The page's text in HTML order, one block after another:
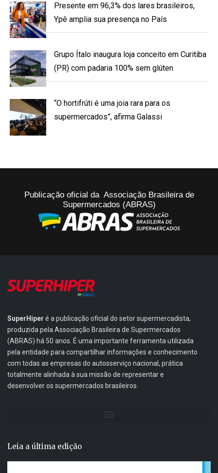
Presente em 96,3% dos lares brasileiros,
Ypê amplia sua presença no País
Grupo Ítalo inaugura loja conceito em Curitiba
(PR) com padaria 100% sem glúten
“O hortifrúti é uma joia rara para os
supermercados”, afirma Galassi
Publicação oficial da Associação Brasileira de
Supermercados (ABRAS)
SuperHiper é a publicação oficial do setor supermercadista,
produzida pela Associação Brasileira de Supermercados
(ABRAS) há 50 anos. É uma importante ferramenta utilizada
pela entidade para compartilhar informações e conhecimento
com todas as empresas do autosserviço nacional, prática
totalmente alinhada à sua missão de representar e
desenvolver os supermercados brasileiros.
Leia a última edição